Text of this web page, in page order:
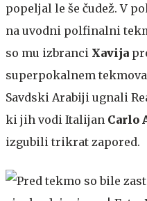
popeljal le še čudež. V
na uvodni polfinalni
so mu izbranci Xavija
superpokalnem
Savdski Arabiji ugnali
ki jih vodi Italijan Carlo
izgubili trikrat zapored.